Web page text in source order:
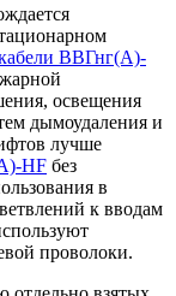
ВВГнг(А)-
освещения
дымоудаления и
лучше
HF без
в
к вводам
проволоки.